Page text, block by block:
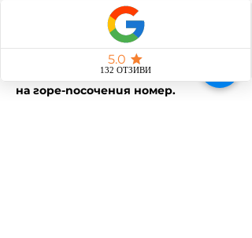
като се свържете с нас на
0878995262 (Вайбър)
❗❗❗❗ Предлагаме частни събития за
различни поводи - корпоративни
и лични. За повече информация -
на горе-посочения номер.